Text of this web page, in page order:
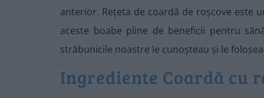
anterior. Rețeta de coardă de roșcove este
aceste boabe pline de beneficii pentru
străbunicile noastre le cunoșteau și le
Ingrediente Coardă cu